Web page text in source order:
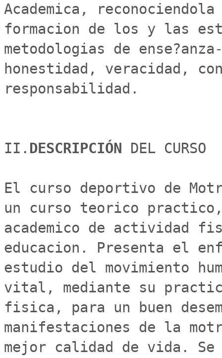
Academica,
formacion de los y las
metodologias de
honestidad, veracidad,
responsabilidad.
II. DESCRIPCIÓN DEL CURSO
El curso deportivo de
un curso teorico
academico de actividad
educacion. Presenta el
estudio del movimiento
vital, mediante su
fisica, para un buen
manifestaciones de la
mejor calidad de vida.